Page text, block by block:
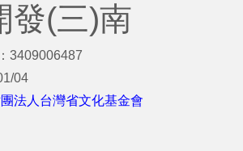
發(三)南
3409006487
04
法人台灣省文化基金會